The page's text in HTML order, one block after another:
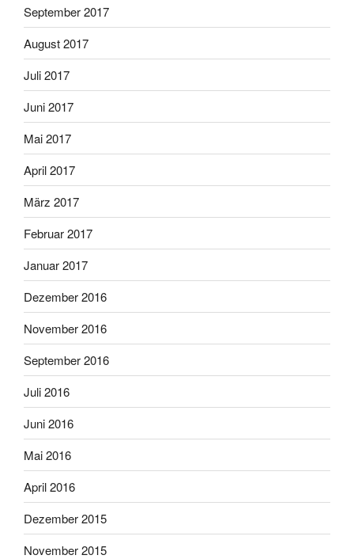
September 2017
August 2017
Juli 2017
Juni 2017
Mai 2017
April 2017
März 2017
Februar 2017
Januar 2017
Dezember 2016
November 2016
September 2016
Juli 2016
Juni 2016
Mai 2016
April 2016
Dezember 2015
November 2015